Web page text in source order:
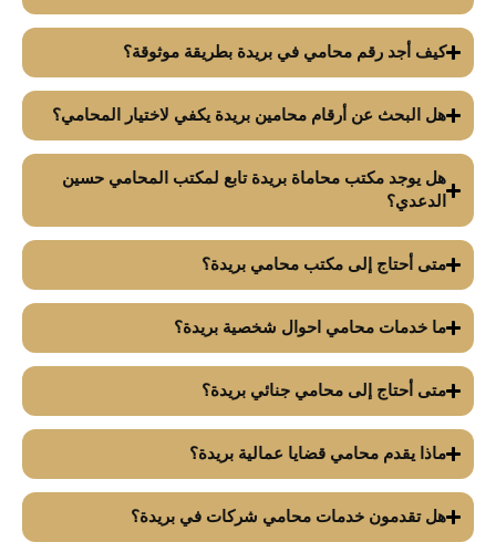
كيف أجد رقم محامي في بريدة بطريقة موثوقة؟
هل البحث عن أرقام محامين بريدة يكفي لاختيار المحامي؟
هل يوجد مكتب محاماة بريدة تابع لمكتب المحامي حسين
الدعدي؟
متى أحتاج إلى مكتب محامي بريدة؟
ما خدمات محامي احوال شخصية بريدة؟
متى أحتاج إلى محامي جنائي بريدة؟
ماذا يقدم محامي قضايا عمالية بريدة؟
هل تقدمون خدمات محامي شركات في بريدة؟